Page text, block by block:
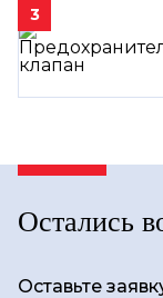
3
Остались
Оставьте